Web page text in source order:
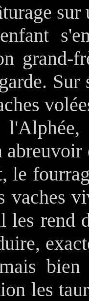
grand-
le
vaches
les rend
les